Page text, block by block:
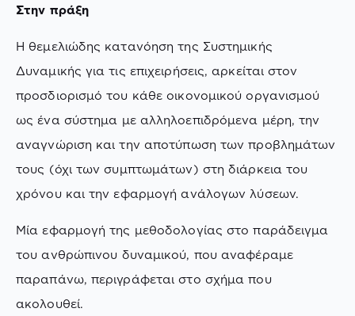
Στην πράξη
Η θεμελιώδης κατανόηση της Συστημικής
Δυναμικής για τις επιχειρήσεις, αρκείται στον
προσδιορισμό του κάθε οικονομικού οργανισμού
ως ένα σύστημα με αλληλοεπιδρόμενα μέρη, την
αναγνώριση και την αποτύπωση των προβλημάτων
τους (όχι των συμπτωμάτων) στη διάρκεια του
χρόνου και την εφαρμογή ανάλογων λύσεων.
Μία εφαρμογή της μεθοδολογίας στο παράδειγμα
του ανθρώπινου δυναμικού, που αναφέραμε
παραπάνω, περιγράφεται στο σχήμα που
ακολουθεί.